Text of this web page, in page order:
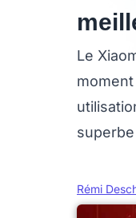
Le
Rémi